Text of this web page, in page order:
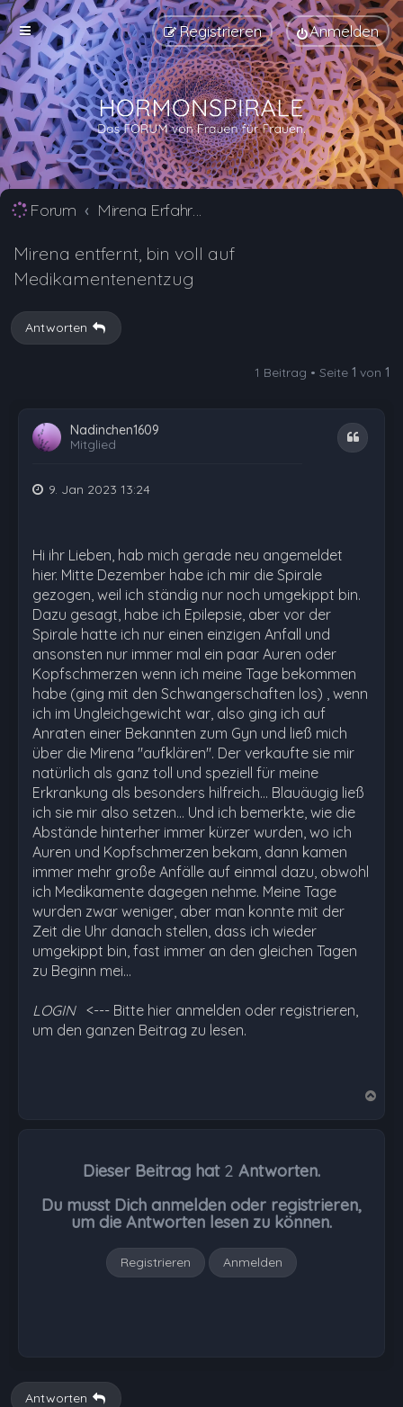
Anmelden
Registrieren
Forum Mirena Erfahrungsberichte und Nebenwirkungen
Mirena entfernt, bin voll auf
Medikamentenentzug
Antworten
1 Beitrag • Seite 1 von 1
Nadinchen1609
Mitglied
Zitat
9. Jan 2023 13:24
Hi ihr Lieben, hab mich gerade neu angemeldet
hier. Mitte Dezember habe ich mir die Spirale
gezogen, weil ich ständig nur noch umgekippt bin.
Dazu gesagt, habe ich Epilepsie, aber vor der
Spirale hatte ich nur einen einzigen Anfall und
ansonsten nur immer mal ein paar Auren oder
Kopfschmerzen wenn ich meine Tage bekommen
habe (ging mit den Schwangerschaften los) , wenn
ich im Ungleichgewicht war, also ging ich auf
Anraten einer Bekannten zum Gyn und ließ mich
über die Mirena "aufklären". Der verkaufte sie mir
natürlich als ganz toll und speziell für meine
Erkrankung als besonders hilfreich... Blauäugig ließ
ich sie mir also setzen... Und ich bemerkte, wie die
Abstände hinterher immer kürzer wurden, wo ich
Auren und Kopfschmerzen bekam, dann kamen
immer mehr große Anfälle auf einmal dazu, obwohl
ich Medikamente dagegen nehme. Meine Tage
wurden zwar weniger, aber man konnte mit der
Zeit die Uhr danach stellen, dass ich wieder
umgekippt bin, fast immer an den gleichen Tagen
zu Beginn mei…
LOGIN <--- Bitte hier anmelden oder registrieren,
um den ganzen Beitrag zu lesen.
Dieser Beitrag hat 2 Antworten.
Du musst Dich anmelden oder registrieren,
um die Antworten lesen zu können.
Registrieren Anmelden
Antworten